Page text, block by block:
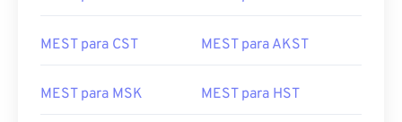
MEST para CST MEST para AKST
MEST para MSK MEST para HST